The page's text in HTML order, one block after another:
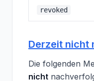
revoked
Derzeit
Die folgenden
nicht